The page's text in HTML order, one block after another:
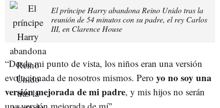
El príncipe Harry abandona Reino Unido tras la
reunión de 54 minutos con su padre, el rey Carlos
III, en Clarence House
“Desde mi punto de vista, los niños eran una versión
evolucionada de nosotros mismos. Pero yo no soy una
versión mejorada de mi padre, y mis hijos no serán